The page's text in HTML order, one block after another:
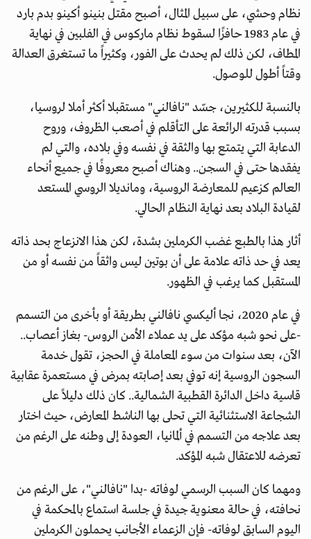
نظام وحشي، على سبيل المثال، أصبح مقتل بنينو أكينو بدم بارد
في عام 1983 حافزًا لسقوط نظام ماركوس في الفلبين في نهاية
المطاف، لكن ذلك لم يحدث على الفور، وكثيراً ما تستغرق العدالة
وقتاً أطول للوصول.
بالنسبة للكثيرين، جسّد "نافالني" مستقبلا أكثر أملا لروسيا،
بسبب قدرته الرائعة على التأقلم في أصعب الظروف، وروح
الدعابة التي يتمتع بها والثقة في نفسه وفي بلاده، والتي لم
يفقدها حتى في السجن.. وهناك أصبح معروفًا في جميع أنحاء
العالم كزعيم للمعارضة الروسية، ومانديلا الروسي المستعد
لقيادة البلاد بعد نهاية النظام الحالي.
أثار هذا بالطبع غضب الكرملين بشدة، لكن هذا الانزعاج بحد ذاته
يعد في حد ذاته علامة على أن بوتين ليس واثقاً من نفسه أو من
المستقبل كما يرغب في الظهور.
في عام 2020، نجا أليكسي نافالني بطريقة أو بأخرى من التسمم
-على نحو شبه مؤكد على يد عملاء الأمن الروس- بغاز أعصاب..
الآن، بعد سنوات من سوء المعاملة في الحجز، تقول خدمة
السجون الروسية إنه توفي بعد إصابته بمرض في مستعمرة عقابية
قاسية داخل الدائرة القطبية الشمالية.. كان ذلك دليلاً على
الشجاعة الاستثنائية التي تحلى بها الناشط المعارض، حيث اختار
بعد علاجه من التسمم في ألمانيا، العودة إلى وطنه على الرغم من
تعرضه للاعتقال شبه المؤكد.
ومهما كان السبب الرسمي لوفاته -بدا "نافالني"، على الرغم من
نحافته، في حالة معنوية جيدة في جلسة استماع بالمحكمة في
اليوم السابق لوفاته- فإن الزعماء الأجانب يحملون الكرملين